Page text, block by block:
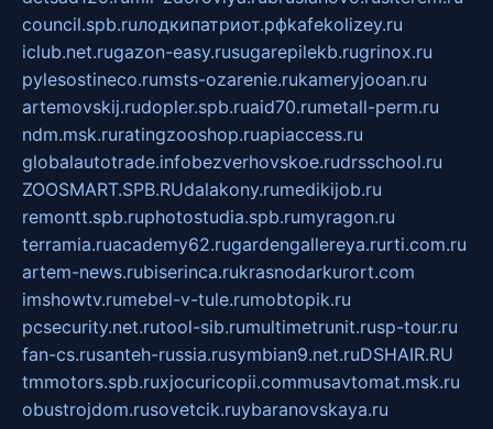
council.spb.ruлодкипатриот.рфkafekolizey.ru
iclub.net.rugazon-easy.rusugarepilekb.rugrinox.ru
pylesostineco.rumsts-ozarenie.rukameryjooan.ru
artemovskij.rudopler.spb.ruaid70.rumetall-perm.ru
ndm.msk.ruratingzooshop.ruapiaccess.ru
globalautotrade.infobezverhovskoe.rudrsschool.ru
ZOOSMART.SPB.RUdalakony.rumedikijob.ru
remontt.spb.ruphotostudia.spb.rumyragon.ru
terramia.ruacademy62.rugardengallereya.rurti.com.ru
artem-news.rubiserinca.rukrasnodarkurort.com
imshowtv.rumebel-v-tule.rumobtopik.ru
pcsecurity.net.rutool-sib.rumultimetrunit.rusp-tour.ru
fan-cs.rusanteh-russia.rusymbian9.net.ruDSHAIR.RU
tmmotors.spb.ruxjocuricopii.commusavtomat.msk.ru
obustrojdom.rusovetcik.ruybaranovskaya.ru